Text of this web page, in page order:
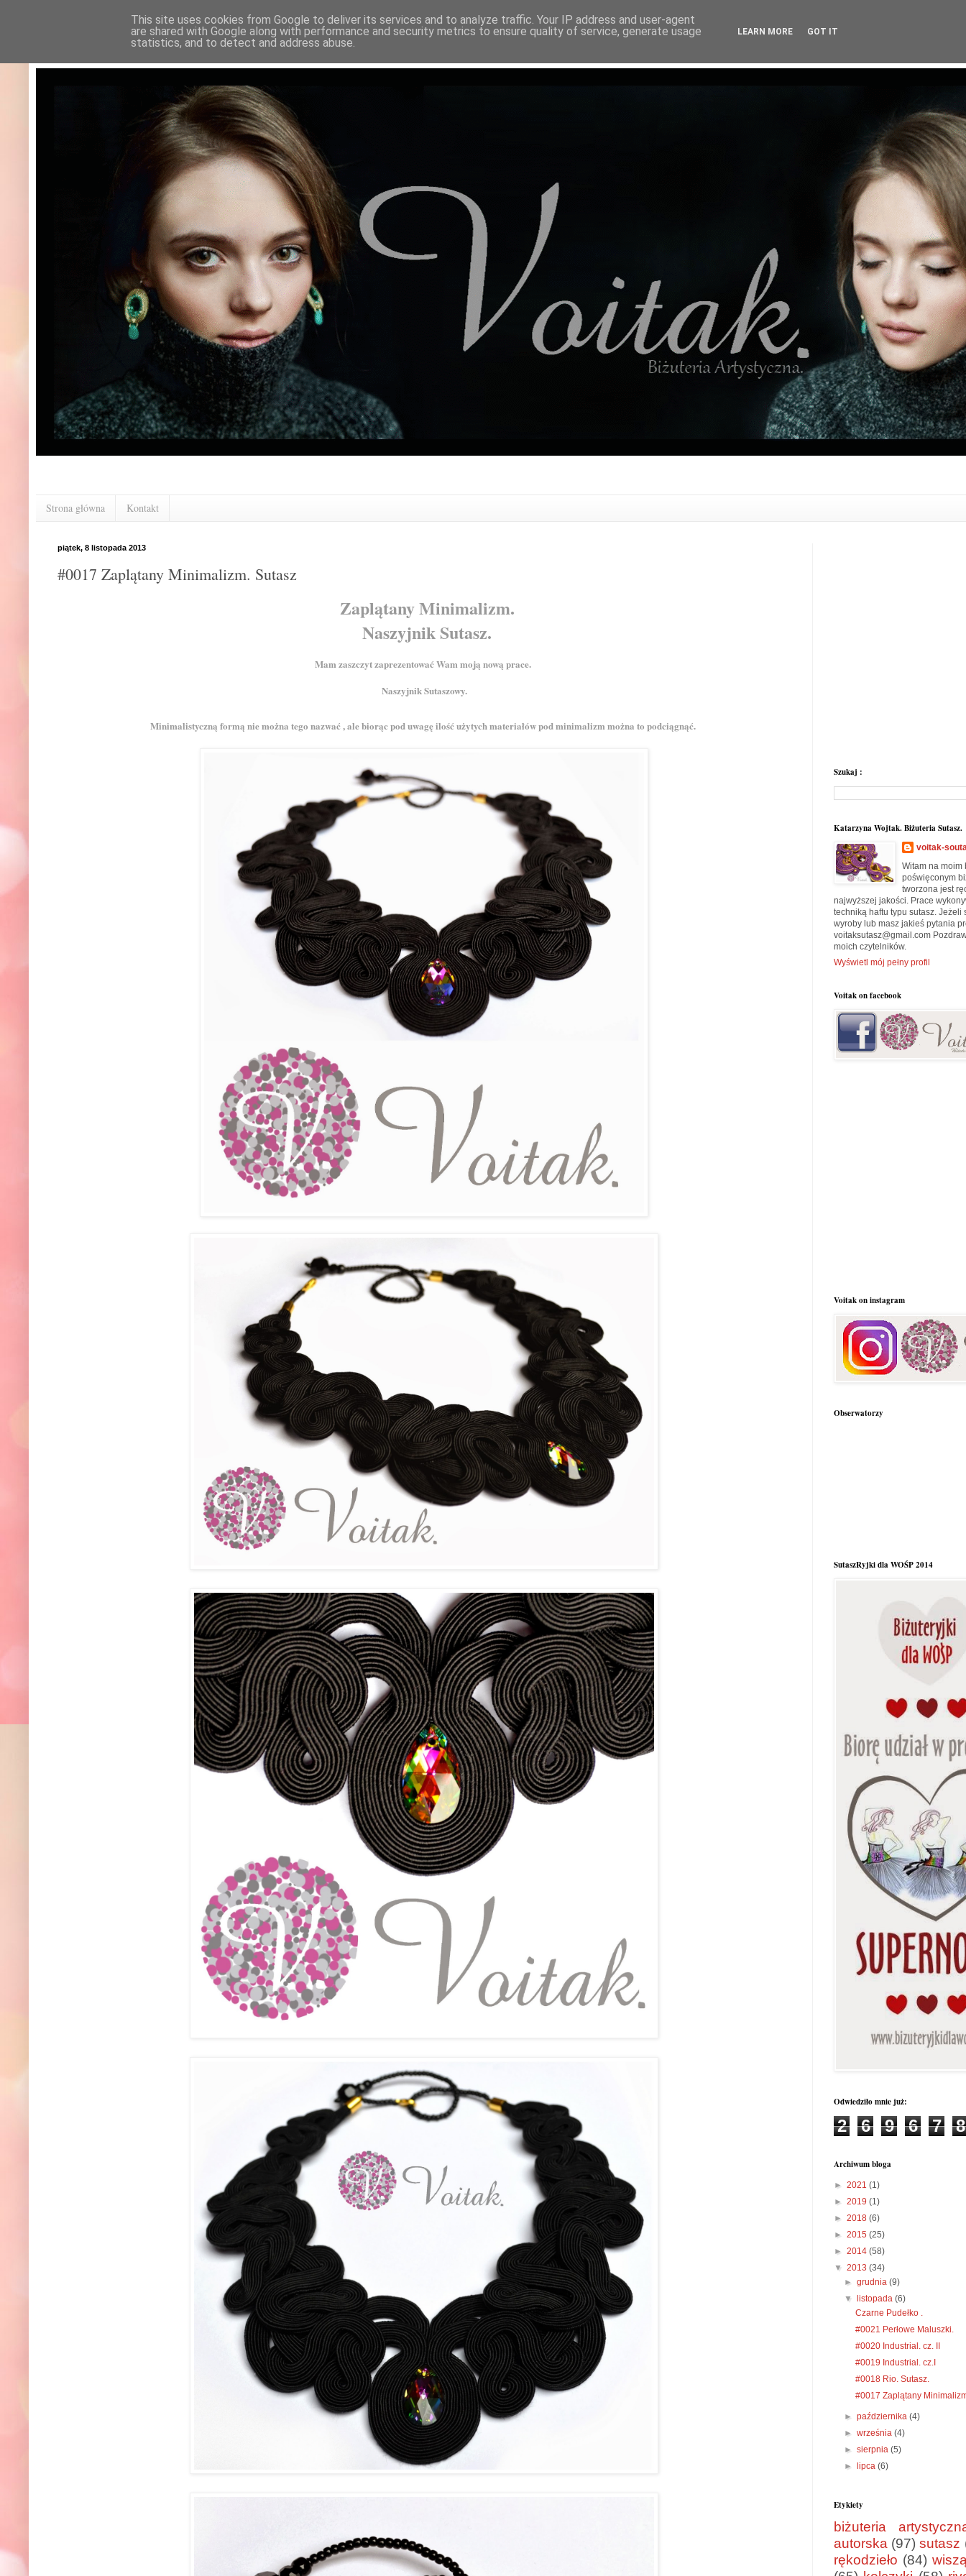
Strona główna Kontakt
piątek, 8 listopada 2013
#0017 Zaplątany Minimalizm. Sutasz
Zaplątany Minimalizm.
Naszyjnik Sutasz.
Mam zaszczyt zaprezentować Wam moją nową prace.
Naszyjnik Sutaszowy.
Minimalistyczną formą nie można tego nazwać , ale biorąc pod uwagę ilość użytych materiałów pod minimalizm można to podciągnąć.
Szukaj :
Katarzyna Wojtak. Biżuteria Sutasz.
voitak-
Witam na moim
poświęconym
tworzona jest
najwyższej jakości. Prace
techniką haftu typu sutasz. Jeżeli
wyroby lub masz jakieś pytania
voitaksutasz@gmail.com
moich czytelników.
Wyświetl mój pełny profil
Voitak on facebook
Voitak on instagram
Obserwatorzy
SutaszRyjki dla WOŚP 2014
Odwiedziło mnie już:
2 6 9 6 7 8
Archiwum bloga
► 2021 (1)
► 2019 (1)
► 2018 (6)
► 2015 (25)
► 2014 (58)
▼ 2013 (34)
►grudnia(9)
▼listopada(6)
Czarne Pudełko .
#0021 Perłowe Maluszki.
#0020 Industrial. cz. II
#0019 Industrial. cz.I
#0018 Rio. Sutasz.
#0017 Zaplątany
►października(4)
►września(4)
►sierpnia(5)
►lipca(6)
Etykiety
biżuteria
autorska (97) sutasz
rękodzieło (84)
This site uses cookies from Google to deliver its services and to analyze traffic. Your IP address and user-agent
are shared with Google along with performance and security metrics to ensure quality of service, generate usage
statistics, and to detect and address abuse.
LEARN MORE GOT IT